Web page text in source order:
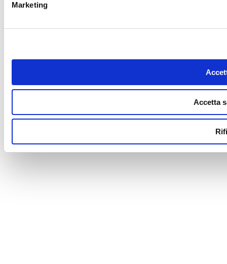
Marketing
Accetta